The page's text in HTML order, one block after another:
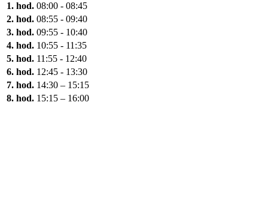
1. hod. 08:00 - 08:45
2. hod. 08:55 - 09:40
3. hod. 09:55 - 10:40
4. hod. 10:55 - 11:35
5. hod. 11:55 - 12:40
6. hod. 12:45 - 13:30
7. hod. 14:30 – 15:15
8. hod. 15:15 – 16:00